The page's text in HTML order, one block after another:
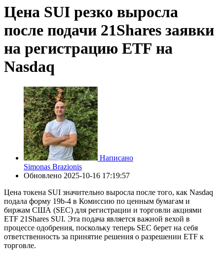
Цена SUI резко выросла
после подачи 21Shares заявки
на регистрацию ETF на
Nasdaq
Написано
Simonas Brazionis
Обновлено 2025-10-16 17:19:57
Цена токена SUI значительно выросла после того, как Nasdaq
подала форму 19b-4 в Комиссию по ценным бумагам и
биржам США (SEC) для регистрации и торговли акциями
ETF 21Shares SUI. Эта подача является важной вехой в
процессе одобрения, поскольку теперь SEC берет на себя
ответственность за принятие решения о разрешении ETF к
торговле.